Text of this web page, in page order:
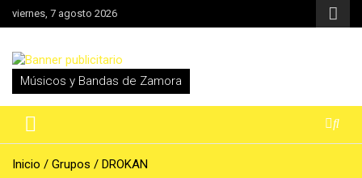
Saltar
al
viernes, 7 agosto 2026
Músicos y Bandas de Zamora
Inicio Grupos DROKAN